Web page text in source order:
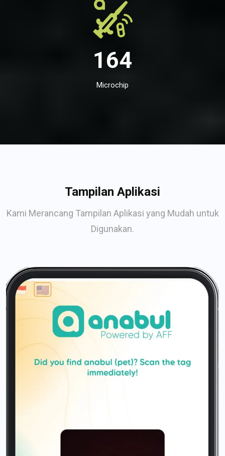
164
Microchip
Tampilan Aplikasi
Kami Merancang Tampilan Aplikasi yang Mudah untuk
Digunakan.